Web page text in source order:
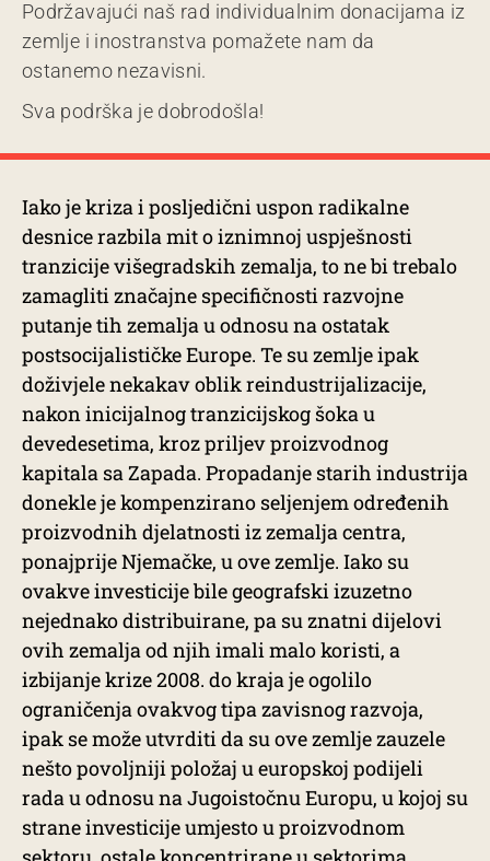
Podržavajući naš rad individualnim donacijama iz
zemlje i inostranstva pomažete nam da
ostanemo nezavisni.
Sva podrška je dobrodošla!
Iako je kriza i posljedični uspon radikalne
desnice razbila mit o iznimnoj uspješnosti
tranzicije višegradskih zemalja, to ne bi trebalo
zamagliti značajne specifičnosti razvojne
putanje tih zemalja u odnosu na ostatak
postsocijalističke Europe. Te su zemlje ipak
doživjele nekakav oblik reindustrijalizacije,
nakon inicijalnog tranzicijskog šoka u
devedesetima, kroz priljev proizvodnog
kapitala sa Zapada. Propadanje starih industrija
donekle je kompenzirano seljenjem određenih
proizvodnih djelatnosti iz zemalja centra,
ponajprije Njemačke, u ove zemlje. Iako su
ovakve investicije bile geografski izuzetno
nejednako distribuirane, pa su znatni dijelovi
ovih zemalja od njih imali malo koristi, a
izbijanje krize 2008. do kraja je ogolilo
ograničenja ovakvog tipa zavisnog razvoja,
ipak se može utvrditi da su ove zemlje zauzele
nešto povoljniji položaj u europskoj podijeli
rada u odnosu na Jugoistočnu Europu, u kojoj su
strane investicije umjesto u proizvodnom